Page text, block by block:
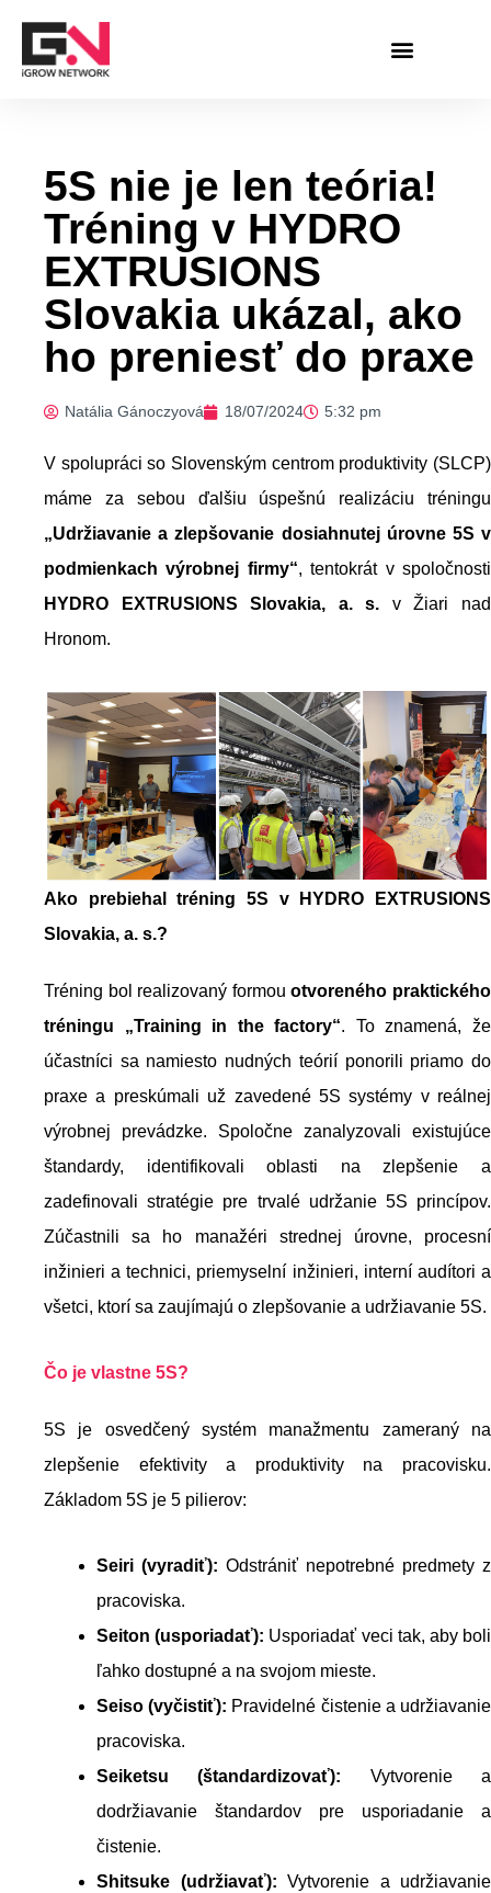
obsah
5S nie je len teória!
Tréning v HYDRO
EXTRUSIONS
Slovakia ukázal, ako
ho preniesť do praxe
Natália Gánoczyová 18/07/2024 5:32 pm
V spolupráci so Slovenským centrom produktivity (SLCP)
máme za sebou ďalšiu úspešnú realizáciu tréningu
„Udržiavanie a zlepšovanie dosiahnutej úrovne 5S v
podmienkach výrobnej firmy“, tentokrát v spoločnosti
HYDRO EXTRUSIONS Slovakia, a. s. v Žiari nad
Hronom.
Ako prebiehal tréning 5S v HYDRO EXTRUSIONS
Slovakia, a. s.?
Tréning bol realizovaný formouotvoreného praktického
tréningu „Training in the factory“. To znamená, že
účastníci sa namiesto nudných teórií ponorili priamo do
praxe a preskúmali už zavedené 5S systémy v reálnej
výrobnej prevádzke. Spoločne zanalyzovali existujúce
štandardy, identifikovali oblasti na zlepšenie a
zadefinovali stratégie pre trvalé udržanie 5S princípov.
Zúčastnili sa ho manažéri strednej úrovne, procesní
inžinieri a technici, priemyselní inžinieri, interní audítori a
všetci, ktorí sa zaujímajú o zlepšovanie a udržiavanie 5S.
Čo je vlastne 5S?
5S je osvedčený systém manažmentu zameraný na
zlepšenie efektivity a produktivity na pracovisku.
Základom 5S je 5 pilierov:
Seiri (vyradiť): Odstrániť nepotrebné predmety z
pracoviska.
Seiton (usporiadať): Usporiadať veci tak, aby boli
ľahko dostupné a na svojom mieste.
Seiso (vyčistiť): Pravidelné čistenie a udržiavanie
pracoviska.
Seiketsu (štandardizovať): Vytvorenie a
dodržiavanie štandardov pre usporiadanie a
čistenie.
Shitsuke (udržiavať): Vytvorenie a udržiavanie